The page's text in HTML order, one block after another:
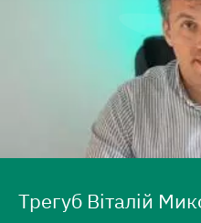
Трегуб Віталій